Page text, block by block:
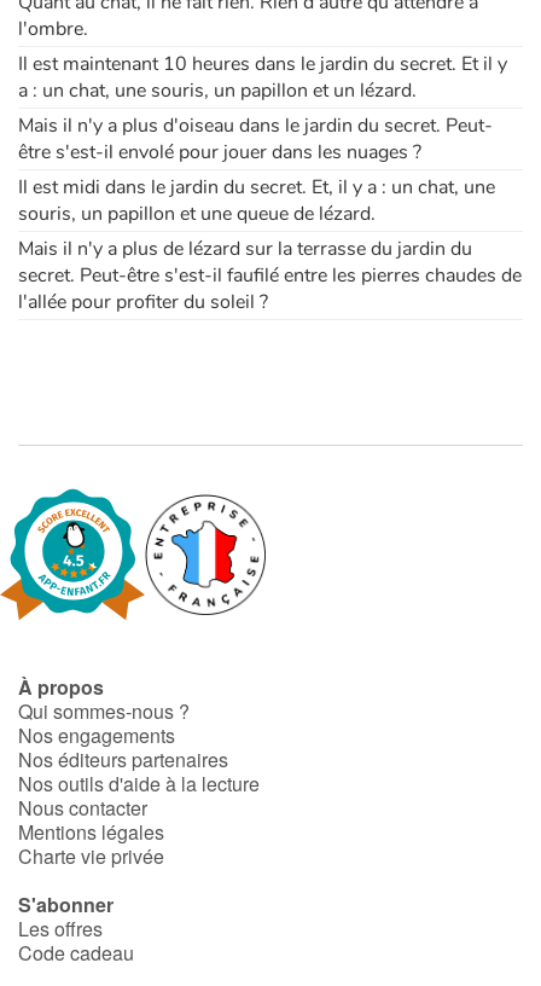
Apprendre les langues
Dyslexie, troubles de la lecture
Nos listes de lecture
Les plus lus
Coups de coeur
l'ombre.
Il est maintenant 10 heures dans le jardin du secret. Et il y
a : un chat, une souris, un papillon et un lézard.
Mais il n'y a plus d'oiseau dans le jardin du secret. Peut-
être s'est-il envolé pour jouer dans les nuages ?
Il est midi dans le jardin du secret. Et, il y a : un chat, une
souris, un papillon et une queue de lézard.
Mais il n'y a plus de lézard sur la terrasse du jardin du
secret. Peut-être s'est-il faufilé entre les pierres chaudes de
l'allée pour profiter du soleil ?
À propos
Qui sommes-nous ?
Nos engagements
Nos éditeurs partenaires
Nos outils d'aide à la lecture
Nous contacter
Mentions légales
Charte vie privée
S'abonner
Les offres
Code cadeau